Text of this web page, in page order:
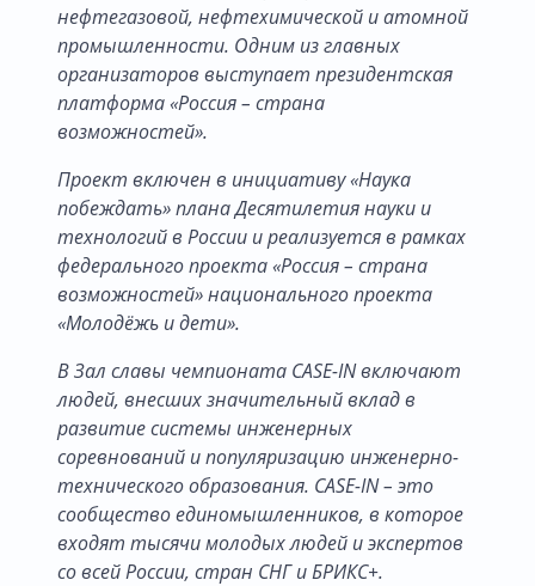
нефтегазовой, нефтехимической и атомной
промышленности. Одним из главных
организаторов выступает президентская
платформа «Россия – страна
возможностей».
Проект включен в инициативу «Наука
побеждать» плана Десятилетия науки и
технологий в России и реализуется в рамках
федерального проекта «Россия – страна
возможностей» национального проекта
«Молодёжь и дети».
В Зал славы чемпионата CASE-IN включают
людей, внесших значительный вклад в
развитие системы инженерных
соревнований и популяризацию инженерно-
технического образования. CASE-IN – это
сообщество единомышленников, в которое
входят тысячи молодых людей и экспертов
со всей России, стран СНГ и БРИКС+.